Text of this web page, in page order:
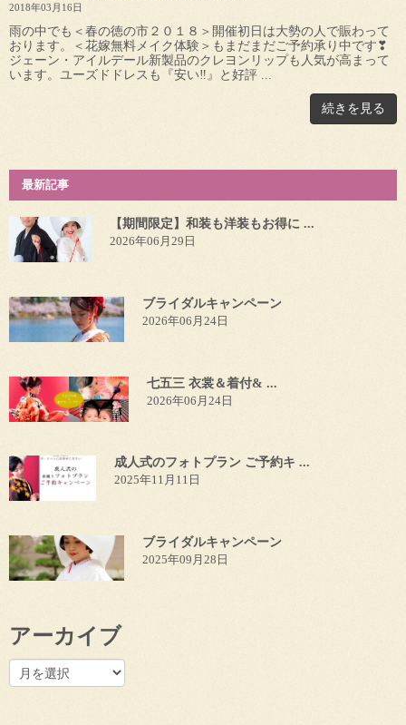
2018年03月16日
雨の中でも＜春の徳の市２０１８＞開催初日は大勢の人で賑わって
おります。＜花嫁無料メイク体験＞もまだまだご予約承り中です❣
ジェーン・アイルデール新製品のクレヨンリップも人気が高まって
います。ユーズドドレスも『安い‼』と好評 ...
続きを見る
最新記事
【期間限定】和装も洋装もお得に ...
2026年06月29日
ブライダルキャンペーン
2026年06月24日
七五三 衣裳＆着付& ...
2026年06月24日
成人式のフォトプラン ご予約キ ...
2025年11月11日
ブライダルキャンペーン
2025年09月28日
アーカイブ